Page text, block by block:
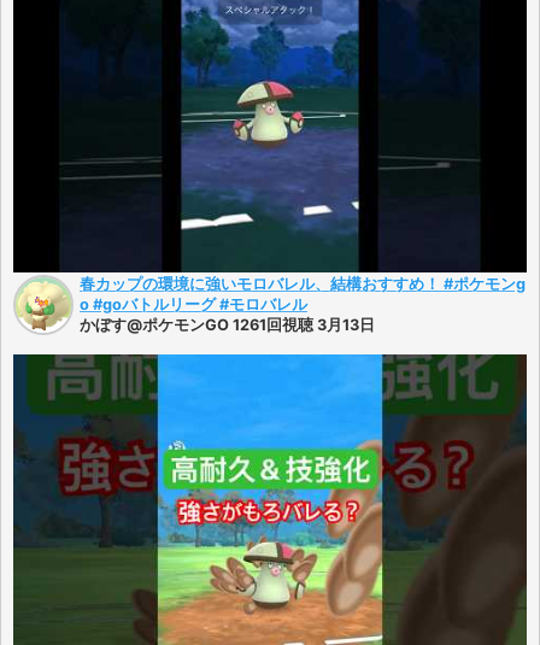
春カップの環境に強いモロバレル、結構おすすめ！ #ポケモンg
o #goバトルリーグ #モロバレル
かぼす@ポケモンGO 1261回視聴 3月13日